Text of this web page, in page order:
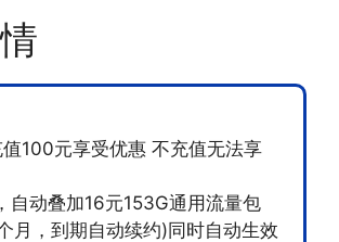
100元享受优惠 不充值无法享
动叠加16元153G通用流量包
月，到期自动续约)同时自动生效